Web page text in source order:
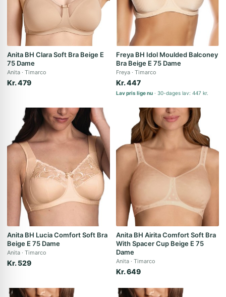
Anita BH Clara Soft Bra Beige E
75 Dame
Anita Timarco
Kr. 479
Freya BH Idol Moulded Balconey
Bra Beige E 75 Dame
Freya Timarco
Kr. 447
Lav pris lige nu 30-dages lav: 447 kr.
Anita BH Lucia Comfort Soft Bra
Beige E 75 Dame
Anita Timarco
Kr. 529
Anita BH Airita Comfort Soft Bra
With Spacer Cup Beige E 75
Dame
Anita Timarco
Kr. 649